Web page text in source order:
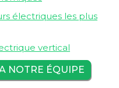
électriques les plus
vertical
NOTRE ÉQUIPE